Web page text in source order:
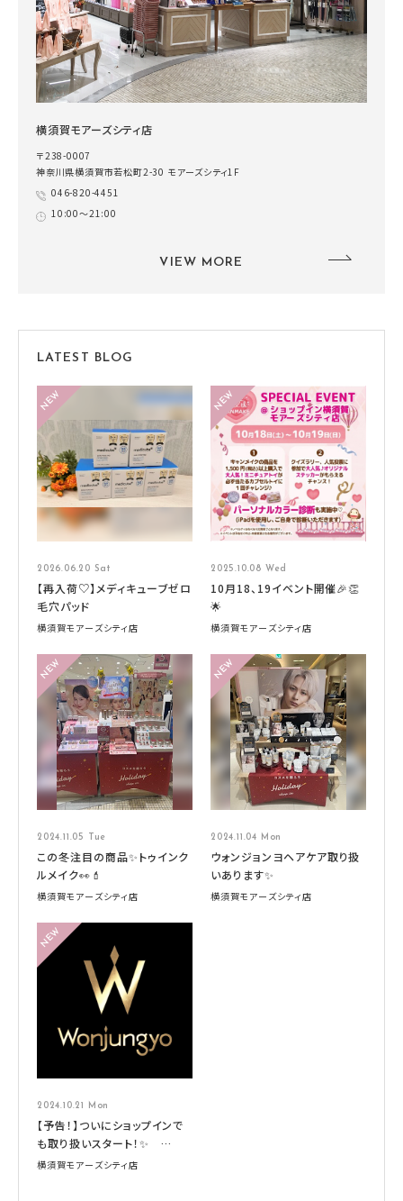
横須賀モアーズシティ店
〒238-0007
神奈川県横須賀市若松町2-30 モアーズシティ1F
046-820-4451
10:00～21:00
VIEW MORE
LATEST BLOG
2026.06.20 Sat
【再入荷♡】メディキューブゼロ
毛穴パッド
横須賀モアーズシティ店
2025.10.08 Wed
10月18、19イベント開催🎉👏
🌟
横須賀モアーズシティ店
2024.11.05 Tue
この冬注目の商品✨トゥインク
ルメイク👀💄
横須賀モアーズシティ店
2024.11.04 Mon
ウォンジョンヨヘアケア取り扱
いあります✨
横須賀モアーズシティ店
2024.10.21 Mon
【予告！】ついにショップインで
も取り扱いスタート！✨
Wonjungyo HAIR （ウォンジ
横須賀モアーズシティ店